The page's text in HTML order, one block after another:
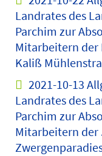
Landrates des
Parchim zur
Mitarbeitern der
Kaliß
2021-10-13
Landrates des
Parchim zur
Mitarbeitern